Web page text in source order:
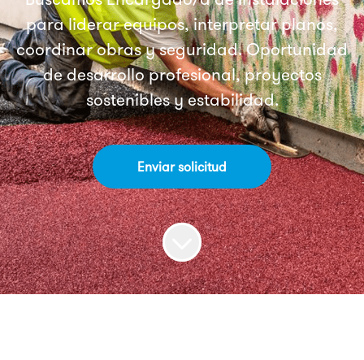
para liderar equipos, interpretar planos,
coordinar obras y seguridad. Oportunidad
de desarrollo profesional, proyectos
sostenibles y estabilidad.
Enviar solicitud